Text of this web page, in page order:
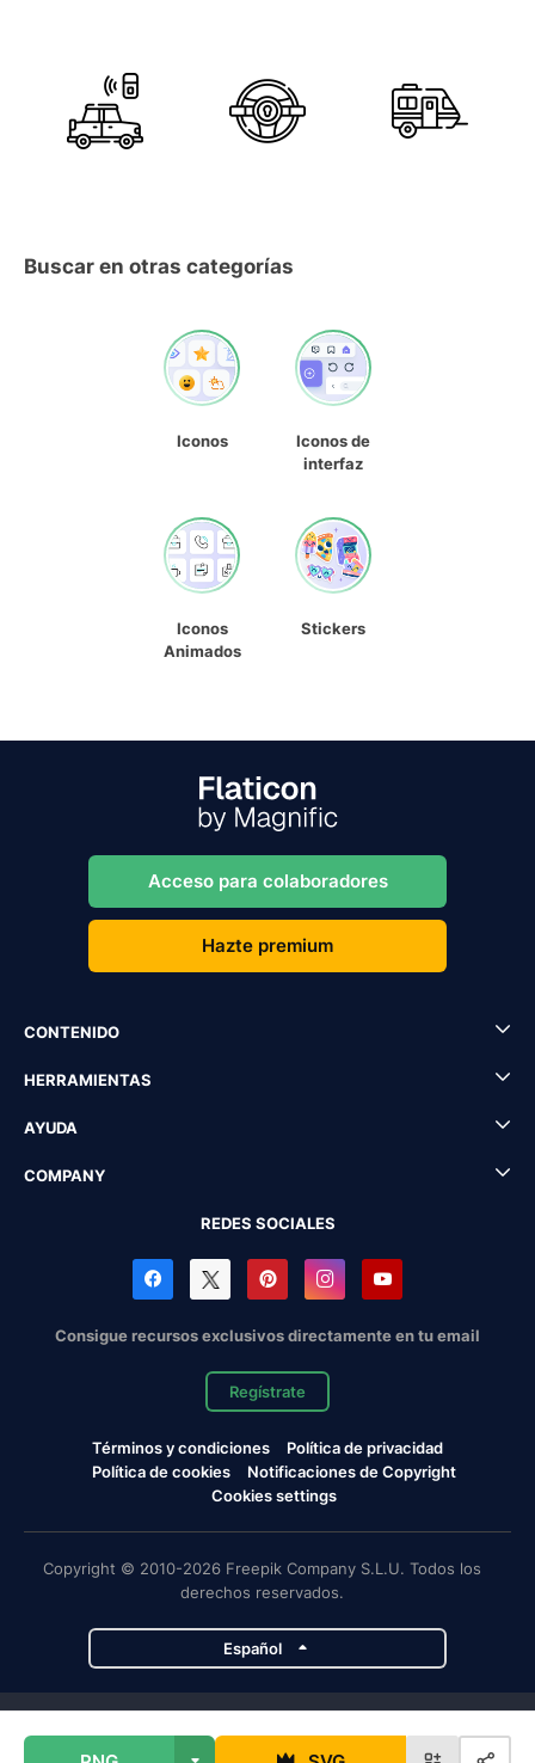
Buscar en otras categorías
Iconos
Iconos de
interfaz
Iconos
Animados
Stickers
Acceso para colaboradores
Hazte premium
CONTENIDO
HERRAMIENTAS
AYUDA
COMPANY
REDES SOCIALES
Consigue recursos exclusivos directamente en tu email
Regístrate
Términos y condiciones
Política de privacidad
Política de cookies
Notificaciones de Copyright
Cookies settings
Copyright © 2010-2026 Freepik Company S.L.U. Todos los
derechos reservados.
Español